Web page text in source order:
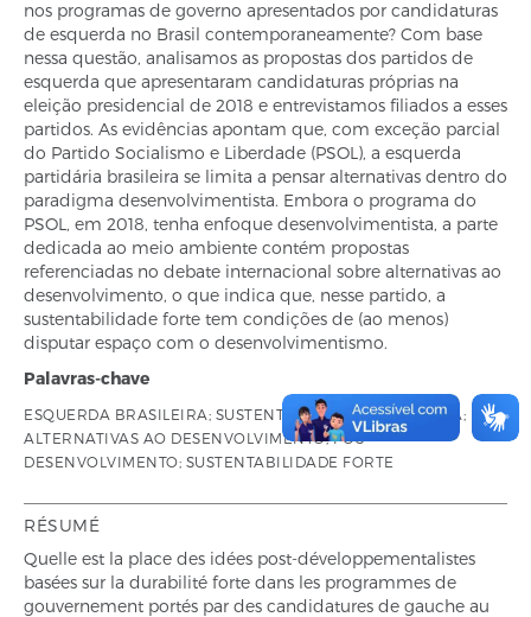
nos programas de governo apresentados por candidaturas
de esquerda no Brasil contemporaneamente? Com base
nessa questão, analisamos as propostas dos partidos de
esquerda que apresentaram candidaturas próprias na
eleição presidencial de 2018 e entrevistamos filiados a esses
partidos. As evidências apontam que, com exceção parcial
do Partido Socialismo e Liberdade (PSOL), a esquerda
partidária brasileira se limita a pensar alternativas dentro do
paradigma desenvolvimentista. Embora o programa do
PSOL, em 2018, tenha enfoque desenvolvimentista, a parte
dedicada ao meio ambiente contém propostas
referenciadas no debate internacional sobre alternativas ao
desenvolvimento, o que indica que, nesse partido, a
sustentabilidade forte tem condições de (ao menos)
disputar espaço com o desenvolvimentismo.
Palavras-chave
ESQUERDA BRASILEIRA; SUSTENTABILIDADE ECOLÓGICA;
ALTERNATIVAS AO DESENVOLVIMENTO; PÓS-
DESENVOLVIMENTO; SUSTENTABILIDADE FORTE
RÉSUMÉ
Quelle est la place des idées post-développementalistes
basées sur la durabilité forte dans les programmes de
gouvernement portés par des candidatures de gauche au